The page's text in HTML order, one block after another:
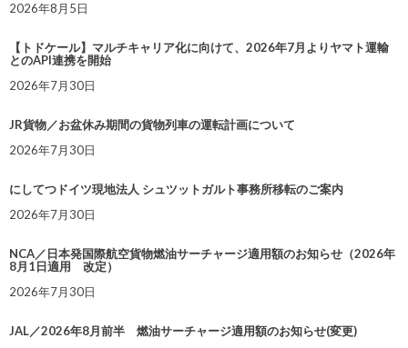
2026年8月5日
【トドケール】マルチキャリア化に向けて、2026年7月よりヤマト運輸
とのAPI連携を開始
2026年7月30日
JR貨物／お盆休み期間の貨物列車の運転計画について
2026年7月30日
にしてつドイツ現地法人 シュツットガルト事務所移転のご案内
2026年7月30日
NCA／日本発国際航空貨物燃油サーチャージ適用額のお知らせ（2026年
8月1日適用 改定）
2026年7月30日
JAL／2026年8月前半 燃油サーチャージ適用額のお知らせ(変更)